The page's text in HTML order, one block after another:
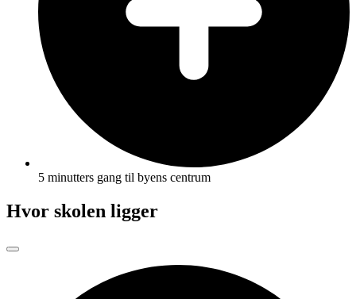
5 minutters gang til byens centrum
Hvor skolen ligger